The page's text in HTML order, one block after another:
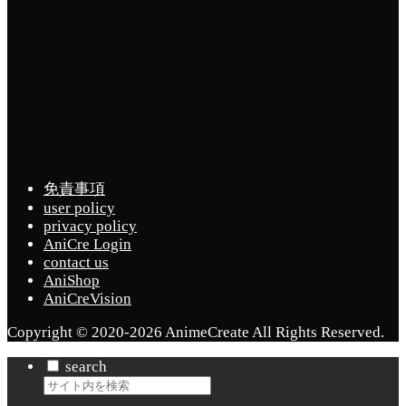
免責事項
user policy
privacy policy
AniCre Login
contact us
AniShop
AniCreVision
Copyright © 2020-2026 AnimeCreate All Rights Reserved.
search